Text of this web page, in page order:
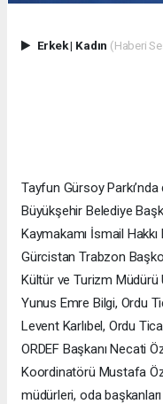
Erkek| Kadın (Haberi
Tayfun Gürsoy
Büyükşehir Belediye
Kaymakamı İsmail
Gürcistan Trabzon
Kültür ve Turizm Müdürü
Yunus Emre Bilgi, Ordu
Levent Karlıbel, Ordu
ORDEF Başkanı Necati
Koordinatörü Mustafa
müdürleri, oda